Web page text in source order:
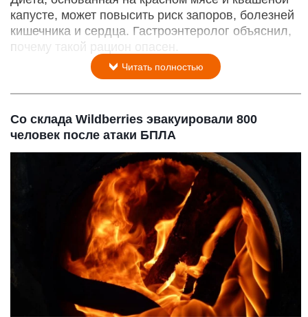
капусте, может повысить риск запоров, болезней
кишечника и сердца. Гастроэнтеролог объяснил,
почему такой рацион опасен.
Читать полностью
Со склада Wildberries эвакуировали 800
человек после атаки БПЛА